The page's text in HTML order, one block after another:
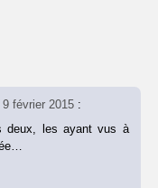
9 février 2015 :
deux, les ayant vus à